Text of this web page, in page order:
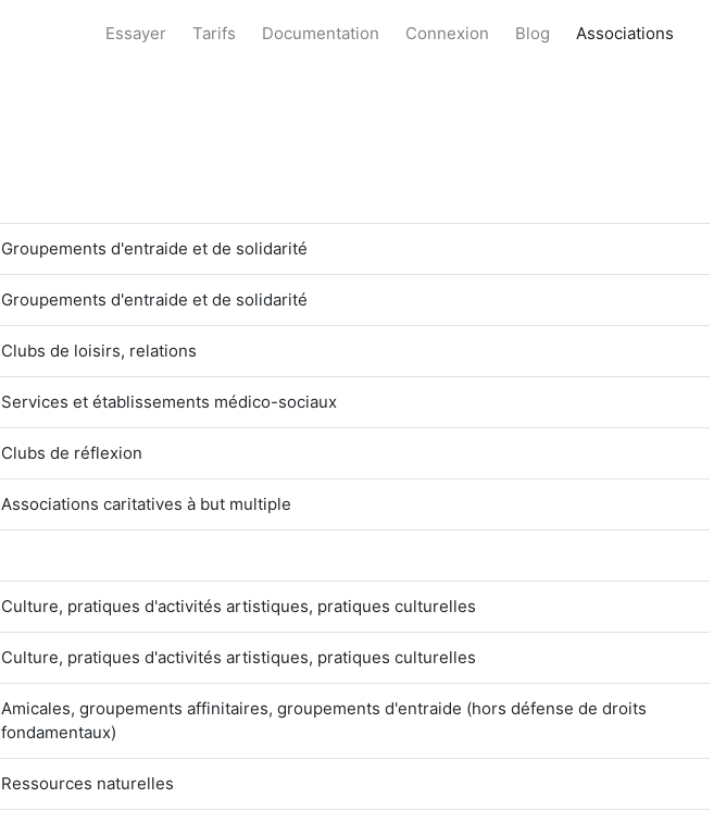
Essayer Tarifs Documentation Connexion Blog Associations
Groupements d'entraide et de solidarité
Groupements d'entraide et de solidarité
Clubs de loisirs, relations
Services et établissements médico-sociaux
Clubs de réflexion
Associations caritatives à but multiple
Culture, pratiques d'activités artistiques, pratiques culturelles
Culture, pratiques d'activités artistiques, pratiques culturelles
Amicales, groupements affinitaires, groupements d'entraide (hors défense de droits
fondamentaux)
Ressources naturelles